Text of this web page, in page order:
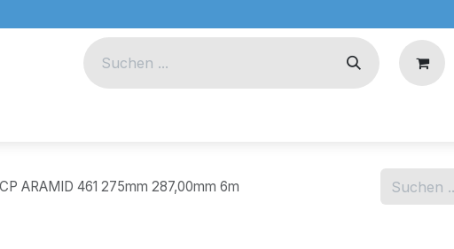
ARAMID 461 275mm 287,00mm 6m